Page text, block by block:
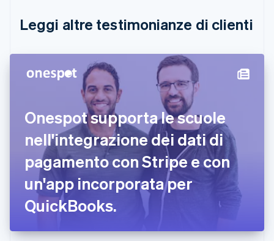
Leggi altre testimonianze di clienti
Onespot supporta le scuole
nell'integrazione dei dati di
pagamento con Stripe e con
un'app incorporata per
QuickBooks.
English Français
Cina continentale
Cipro
Croazia
Italiano
English
Emirati Arabi Uniti
English
Estonia
English
Finlandia
EnglishSvenska
Francia
Germania